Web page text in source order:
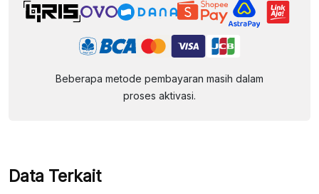
Beberapa metode pembayaran masih dalam
proses aktivasi.
Data Terkait